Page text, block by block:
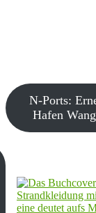
N-Ports:
Hafen